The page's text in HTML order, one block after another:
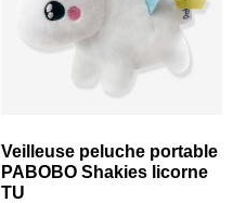
Veilleuse peluche portable
PABOBO Shakies licorne
TU